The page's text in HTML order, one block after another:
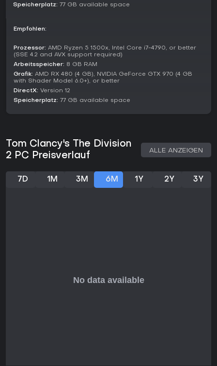
Updates, darunter Year 8 Season 1 mit Escalation-Modus
viele es als Fortschritt zum Original in Setting und
Verhältnis von Herausforderung und Loot-Belohnungen.
Wer taktische Shooter mit tiefer Progression und Co-op-
Elementen mag, findet hier für Neulinge wie Veteranen ein
starkes Erlebnis. Der laufende Support hält die Community
Speicherplatz: 77 GB available space
Empfohlen:
Prozessor: AMD Ryzen 5 1500x, Intel Core i7-4790, or better
(SSE 4.2 and AVX support required)
Arbeitsspeicher: 8 GB RAM
Grafik: AMD RX 480 (4 GB), NVIDIA GeForce GTX 970 (4 GB
with Shader Model 6.0+), or better
DirectX: Version 12
Speicherplatz: 77 GB available space
Tom Clancy's The Division
2 PC Preisverlauf
ALLE ANZEIGEN
7D 1M 3M 6M 1Y 2Y 3Y